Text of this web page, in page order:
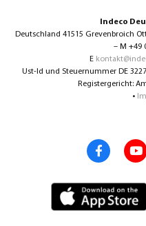
Indeco
Deutschland 41515 Grevenbroich
– M +49
E
Ust-Id und Steuernummer DE
Registergericht:
•